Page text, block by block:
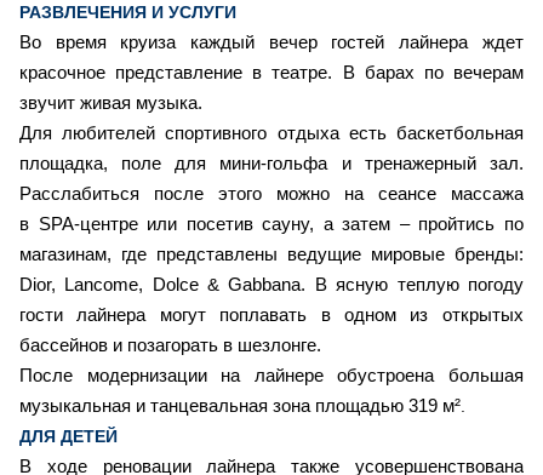
РАЗВЛЕЧЕНИЯ И УСЛУГИ
Во время круиза каждый вечер гостей лайнера ждет
красочное представление в театре. В барах по вечерам
звучит живая музыка.
Для любителей спортивного отдыха есть баскетбольная
площадка, поле для мини-гольфа и тренажерный зал.
Расслабиться после этого можно на сеансе массажа
в SPA-центре или посетив сауну, а затем – пройтись по
магазинам, где представлены ведущие мировые бренды:
Dior, Lancome, Dolce & Gabbana. В ясную теплую погоду
гости лайнера могут поплавать в одном из открытых
бассейнов и позагорать в шезлонге.
После модернизации на лайнере обустроена большая
музыкальная и танцевальная зона площадью 319 м²
ДЛЯ ДЕТЕЙ
В ходе реновации лайнера также усовершенствована